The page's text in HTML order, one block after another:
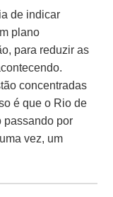
de indicar
plano
para reduzir as
concentradas
é que o Rio de
passando por
vez, um